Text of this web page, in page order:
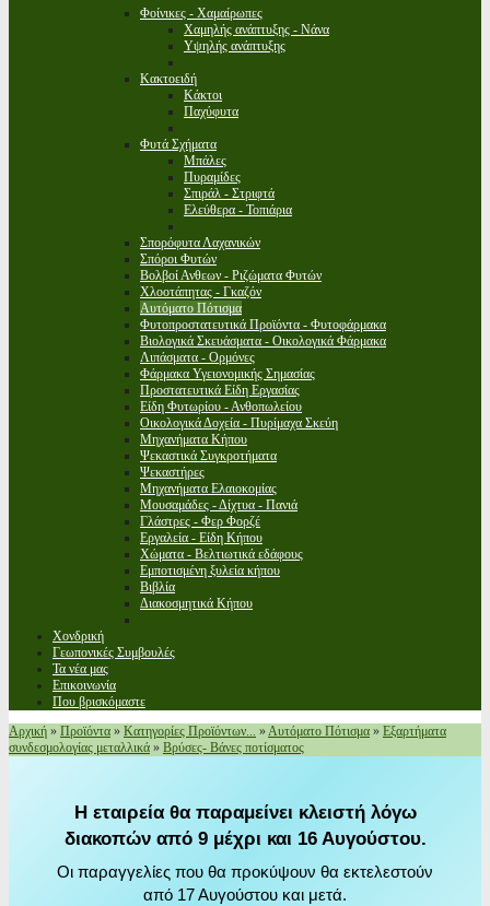
Φοίνικες - Χαμαίρωπες
Χαμηλής ανάπτυξης - Νάνα
Υψηλής ανάπτυξης
Κακτοειδή
Κάκτοι
Παχύφυτα
Φυτά Σχήματα
Μπάλες
Πυραμίδες
Σπιράλ - Στριφτά
Ελεύθερα - Τοπιάρια
Σπορόφυτα Λαχανικών
Σπόροι Φυτών
Βολβοί Ανθεων - Ριζώματα Φυτών
Χλοοτάπητας - Γκαζόν
Αυτόματο Πότισμα
Φυτοπροστατευτικά Προϊόντα - Φυτοφάρμακα
Βιολογικά Σκευάσματα - Οικολογικά Φάρμακα
Λιπάσματα - Ορμόνες
Φάρμακα Υγειονομικής Σημασίας
Προστατευτικά Είδη Εργασίας
Είδη Φυτωρίου - Ανθοπωλείου
Οικολογικά Δοχεία - Πυρίμαχα Σκεύη
Μηχανήματα Κήπου
Ψεκαστικά Συγκροτήματα
Ψεκαστήρες
Μηχανήματα Ελαιοκομίας
Μουσαμάδες - Δίχτυα - Πανιά
Γλάστρες - Φερ Φορζέ
Εργαλεία - Είδη Κήπου
Χώματα - Βελτιωτικά εδάφους
Εμποτισμένη ξυλεία κήπου
Βιβλία
Διακοσμητικά Κήπου
Χονδρική
Γεωπονικές Συμβουλές
Τα νέα μας
Επικοινωνία
Που βρισκόμαστε
Αρχική » Προϊόντα » Κατηγορίες Προϊόντων... »Αυτόματο Πότισμα » Εξαρτήματα
συνδεσμολογίας μεταλλικά » Βρύσες- Βάνες ποτίσματος
Η εταιρεία θα παραμείνει κλειστή λόγω
διακοπών από 9 μέχρι και 16 Αυγούστου.
Οι παραγγελίες που θα προκύψουν θα εκτελεστούν
από 17 Αυγούστου και μετά.